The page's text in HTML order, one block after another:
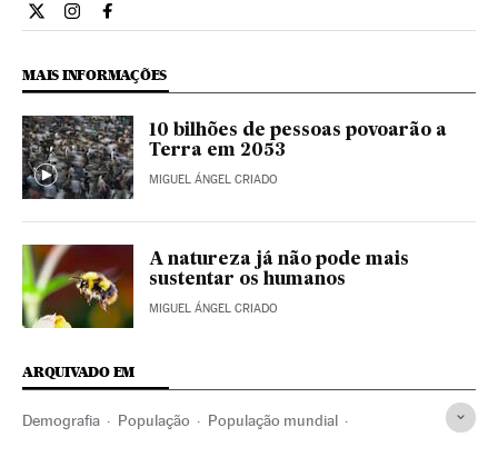
Ciencia El País Brasil en Twitter
Ciencia El País Brasil en Instagram
Ciencia El País Brasil en Facebook
MAIS INFORMAÇÕES
10 bilhões de pessoas povoarão a
Terra em 2053
MIGUEL ÁNGEL CRIADO
A natureza já não pode mais
sustentar os humanos
MIGUEL ÁNGEL CRIADO
ARQUIVADO EM
Demografia População População mundial